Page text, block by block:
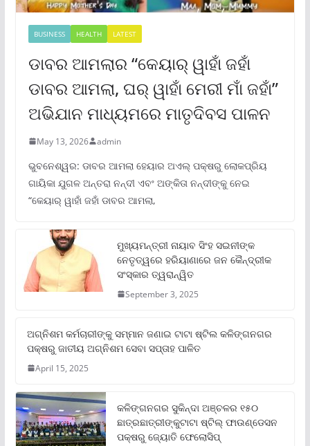
BUSINESS HEALTH LATEST
ଡାବର ଆମଲାର “କେୟାର୍ ୱାହାଁ ଜହାଁ
ଡାବର ଆମଲା, ଘର୍ ୱାହାଁ ମେରୀ ମାଁ ଜହାଁ”
ଅଭିଯାନ ମାଧ୍ୟମରେ ମାତୃଦିବସ ପାଳନ
May 13, 2026 admin
ଭୁବନେଶ୍ୱର: ଡାବର ଆମଲା ହେୟାର ଅଏଲ୍ ପକ୍ଷରୁ ଲୋକପ୍ରିୟ
ଗାୟିକା ଯୁଗଳ ଅନ୍ତରା ନନ୍ଦୀ ଏବଂ ଅଙ୍କିତା ନନ୍ଦୀଙ୍କୁ ନେଇ
“କେୟାର୍ ୱାହାଁ ଜହାଁ ଡାବର ଆମଲା,
ମୁଖ୍ୟମନ୍ତ୍ରୀ ନାୟାବ ସିଂହ ସଇନୀଙ୍କ
ନେତୃତ୍ୱରେ ହରିୟାଣାରେ ଜନ କୈନ୍ଦ୍ରୀକ
ସଂସ୍କାର ତ୍ୱରାନ୍ୱିତ
September 3, 2025
ଅଗ୍ନିଶମ କର୍ମଚାରୀଙ୍କୁ ସମ୍ମାନ ଜଣାଇ ଟାଟା ଷ୍ଟିଲ କଳିଙ୍ଗନଗର
ପକ୍ଷରୁ ଜାତୀୟ ଅଗ୍ନିଶମ ସେବା ସପ୍ତାହ ପାଳିତ
April 15, 2025
କଳିଙ୍ଗନଗର ସୁକିନ୍ଦା ଅଞ୍ଚଳର ୧୫୦
ଛାତ୍ରଛାତ୍ରୀଙ୍କୁଟାଟା ଷ୍ଟିଲ୍ ଫାଉଣ୍ଡେସନ
ପକ୍ଷରୁ ଜ୍ୟୋତି ଫେଲୋସିପ୍‌